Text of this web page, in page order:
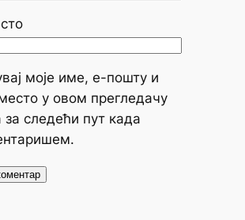
моје име, е-пошту и
у овом прегледачу
за следећи пут када